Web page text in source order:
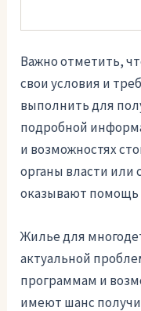
Важно отметить,
свои условия и
выполнить для
подробной
и возможностях
органы власти
оказывают
Жилье для
актуальной
программам и
имеют шанс